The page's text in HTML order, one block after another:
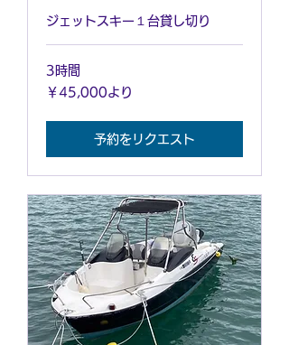
ジェットスキー１台貸し切り
3時間
45,000
円
り
￥45,000より
予約をリクエスト